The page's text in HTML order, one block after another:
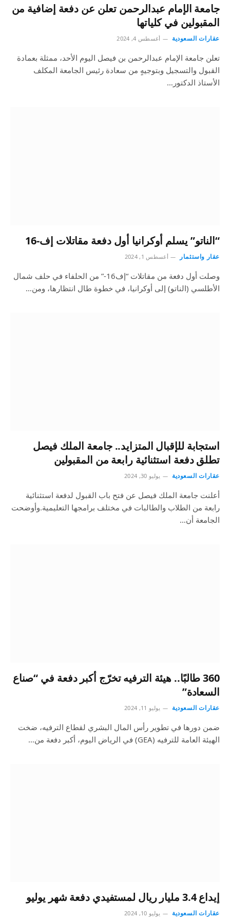
جامعة الإمام عبدالرحمن تعلن عن دفعة إضافية من
المقبولين في كلياتها
عقارات السعودية أغسطس 4, 2024
تعلن جامعة الإمام عبدالرحمن بن فيصل اليوم الأحد، ممثلة بعمادة
القبول والتسجيل وبتوجيهٍ من سعادة رئيس الجامعة المكلف
الأستاذ الدكتور…
“الناتو” يسلم أوكرانيا أول دفعة مقاتلات إف-16
عقار واستثمار أغسطس 1, 2024
وصلت أول دفعة من مقاتلات “إف16-” من الحلفاء في حلف شمال
الأطلسي (الناتو) إلى أوكرانيا، في خطوة طال انتظارها، ومن…
استجابة للإقبال المتزايد.. جامعة الملك فيصل
تطلق دفعة استثنائية رابعة من المقبولين
عقارات السعودية يوليو 30, 2024
أعلنت جامعة الملك فيصل عن فتح باب القبول لدفعة استثنائية
رابعة من الطلاب والطالبات في مختلف برامجها التعليمية.وأوضحت
الجامعة أن…
360 طالبًا.. هيئة الترفيه تخرّج أكبر دفعة في “صناع
السعادة”
عقارات السعودية يوليو 11, 2024
ضمن دورها في تطوير رأس المال البشري لقطاع الترفيه، ضخت
الهيئة العامة للترفيه (GEA) في الرياض اليوم، أكبر دفعة من…
إيداع 3.4 مليار ريال لمستفيدي دفعة شهر يوليو
عقارات السعودية يوليو 10, 2024